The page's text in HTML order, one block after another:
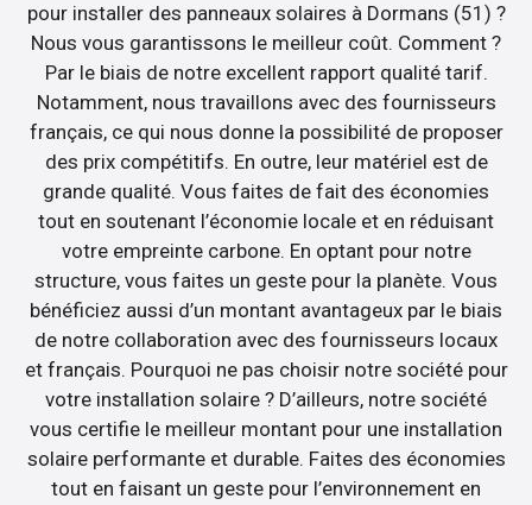
pour installer des panneaux solaires à Dormans (51) ?
Nous vous garantissons le meilleur coût. Comment ?
Par le biais de notre excellent rapport qualité tarif.
Notamment, nous travaillons avec des fournisseurs
français, ce qui nous donne la possibilité de proposer
des prix compétitifs. En outre, leur matériel est de
grande qualité. Vous faites de fait des économies
tout en soutenant l’économie locale et en réduisant
votre empreinte carbone. En optant pour notre
structure, vous faites un geste pour la planète. Vous
bénéficiez aussi d’un montant avantageux par le biais
de notre collaboration avec des fournisseurs locaux
et français. Pourquoi ne pas choisir notre société pour
votre installation solaire ? D’ailleurs, notre société
vous certifie le meilleur montant pour une installation
solaire performante et durable. Faites des économies
tout en faisant un geste pour l’environnement en